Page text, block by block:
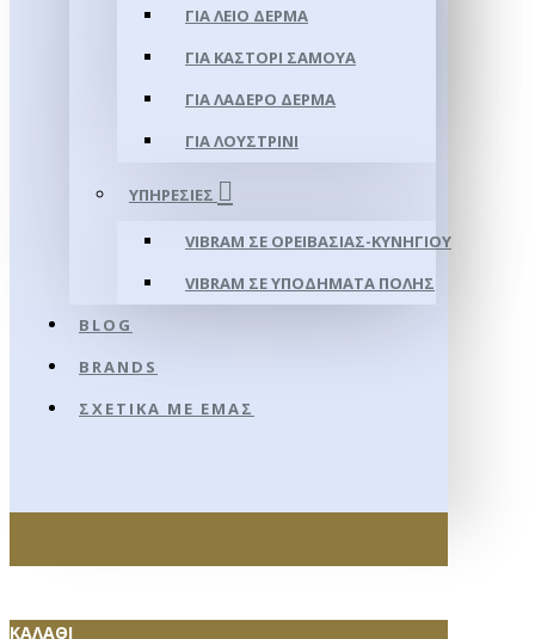
ΓΙΑ ΛΕΊΟ ΔΈΡΜΑ
ΓΙΑ ΚΑΣΤΌΡΙ ΣΑΜΟΎΑ
ΓΙΑ ΛΑΔΕΡΌ ΔΈΡΜΑ
ΓΙΑ ΛΟΥΣΤΡΊΝΙ
ΥΠΗΡΕΣΊΕΣ
VIBRAM ΣΕ ΟΡΕΙΒΑΣΊΑΣ-ΚΥΝΗΓΊΟΥ
VIBRAM ΣΕ ΥΠΟΔΉΜΑΤΑ ΠΌΛΗΣ
BLOG
BRANDS
ΣΧΕΤΙΚΆ ΜΕ ΕΜΆΣ
ΚΑΛΆΘΙ